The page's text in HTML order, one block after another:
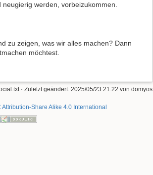
werden, vorbeizukommen.
zu zeigen, was wir alles machen? Dann
möchtest.
· Zuletzt geändert: 2025/05/23 21:22 von domyos
Attribution-Share Alike 4.0 International